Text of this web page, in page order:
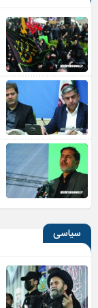
سیاسی